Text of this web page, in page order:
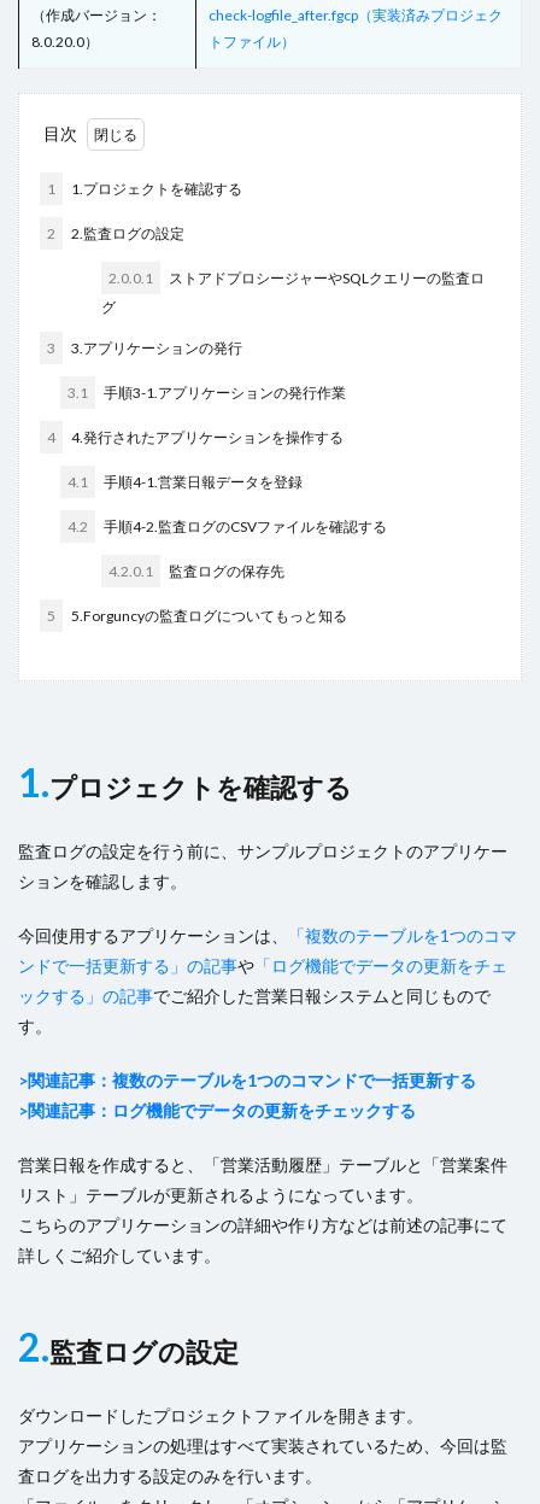
（作成バージョン：
8.0.20.0）
check-logfile_after.fgcp（実装済みプロジェク
トファイル）
目次
1 1.プロジェクトを確認する
2 2.監査ログの設定
2.0.0.1
ストアドプロシージャーやSQLクエリーの監査ロ
グ
3 3.アプリケーションの発行
3.1 手順3-1.アプリケーションの発行作業
4 4.発行されたアプリケーションを操作する
4.1 手順4-1.営業日報データを登録
4.2 手順4-2.監査ログのCSVファイルを確認する
4.2.0.1 監査ログの保存先
5 5.Forguncyの監査ログについてもっと知る
1.プロジェクトを確認する
監査ログの設定を行う前に、サンプルプロジェクトのアプリケー
ションを確認します。
今回使用するアプリケーションは、
「複数のテーブルを1つのコマ
ンドで一括更新する」の記事や 「ログ機能でデータの更新をチェ
ックする」の記事でご紹介した営業日報システムと同じもので
す。
>関連記事：複数のテーブルを1つのコマンドで一括更新する
>関連記事：ログ機能でデータの更新をチェックする
営業日報を作成すると、「営業活動履歴」テーブルと「営業案件
リスト」テーブルが更新されるようになっています。
こちらのアプリケーションの詳細や作り方などは前述の記事にて
詳しくご紹介しています。
2.監査ログの設定
ダウンロードしたプロジェクトファイルを開きます。
アプリケーションの処理はすべて実装されているため、今回は監
査ログを出力する設定のみを行います。
リストビューの操作
リストビュー概要資料
レポートのエクスポート
ロードオンデマンド
ログ
並べ替え
数式
数式フィールド
日付型セル
条件分岐
検索 検索ボックス
画像
繰り返し
詳細リストビューの設定
集計フィールド
検索